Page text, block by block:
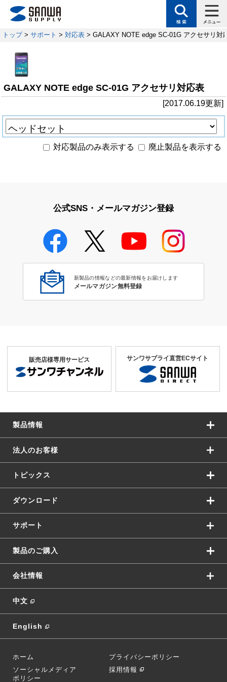
トップ> サポート > 対応表 > GALAXY NOTE edge SC-01G アクセサリ対
GALAXY NOTE edge SC-01G アクセサリ対応表
[2017.06.19更新]
対応製品のみ表示する 廃止製品を表示する
公式SNS・メールマガジン登録
新製品の情報などの最新情報をお届けします
メールマガジン無料登録
販売店様専用サービス サンワサプライ直営ECサイト
製品情報
法人のお客様
トピックス
ダウンロード
サポート
製品のご購入
会社情報
中文
English
ホーム
プライバシーポリシー
ソーシャルメディア
ポリシー
採用情報